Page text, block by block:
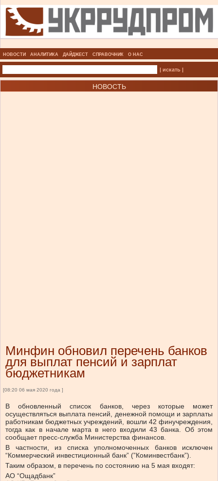
НОВОСТИ АНАЛИТИКА ДАЙДЖЕСТ СПРАВОЧНИК О НАС
| искать |
НОВОСТЬ
Минфин обновил перечень банков
для выплат пенсий и зарплат
бюджетникам
[08:20 06 мая 2020 года ]
В обновленный список банков, через которые может
осуществляться выплата пенсий, денежной помощи и зарплаты
работникам бюджетных учреждений, вошли 42 финучреждения,
тогда как в начале марта в него входили 43 банка. Об этом
сообщает пресс-служба Министерства финансов.
В частности, из списка уполномоченных банков исключен
“Коммерческий инвестиционный банк” (”Коминвестбанк”).
Таким образом, в перечень по состоянию на 5 мая входят:
АО “Ощадбанк”